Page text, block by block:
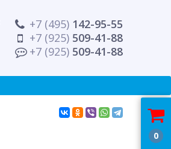
+7 (495) 142-95-55
+7 (925) 509-41-88
+7 (925) 509-41-88
0